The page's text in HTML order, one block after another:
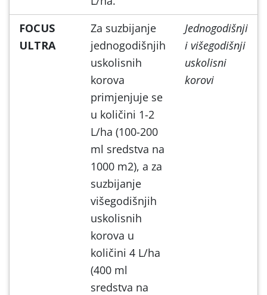
FOCUS
ULTRA
Za suzbijanje
jednogodišnjih
uskolisnih
korova
primjenjuje se
u količini 1-2
L/ha (100-200
ml sredstva na
1000 m2), a za
suzbijanje
višegodišnjih
uskolisnih
korova u
količini 4 L/ha
(400 ml
sredstva na
Jednogodišnji
i višegodišnji
uskolisni
korovi